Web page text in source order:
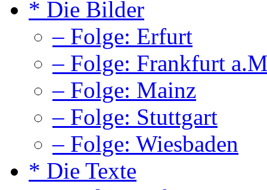
* Die Bilder
– Folge: Erfurt
– Folge: Frankfurt
– Folge: Mainz
– Folge: Stuttgart
– Folge: Wiesbaden
* Die Texte